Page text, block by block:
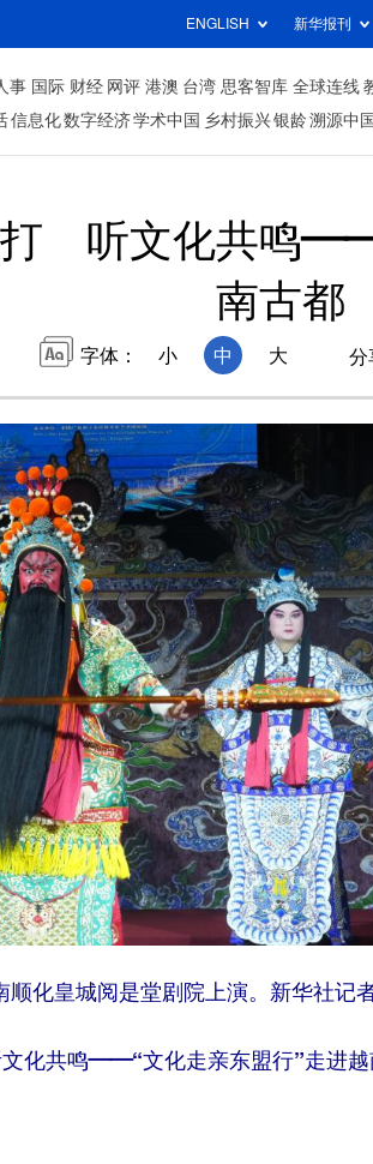
ENGLISH 新华报刊
事 国际 财经 网评 港澳 台湾 思客智库 全球连线
信息化数字经济学术中国 乡村振兴银龄溯源中国
打 听文化共鸣
南古都
字体： 小 中 大 分
化皇城阅是堂剧院上演。新华社记
化共鸣——“文化走亲东盟行”走进越